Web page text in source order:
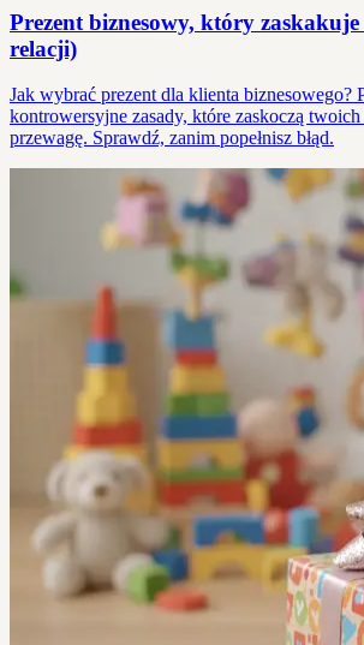
Prezent biznesowy, który zaskakuje
relacji)
Jak wybrać prezent dla klienta biznesowego?
kontrowersyjne zasady, które zaskoczą
przewagę. Sprawdź, zanim popełnisz błąd.